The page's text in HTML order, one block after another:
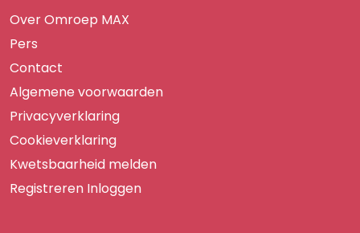
Over Omroep MAX
Pers
Contact
Algemene voorwaarden
Privacyverklaring
Cookieverklaring
Kwetsbaarheid melden
Registreren Inloggen